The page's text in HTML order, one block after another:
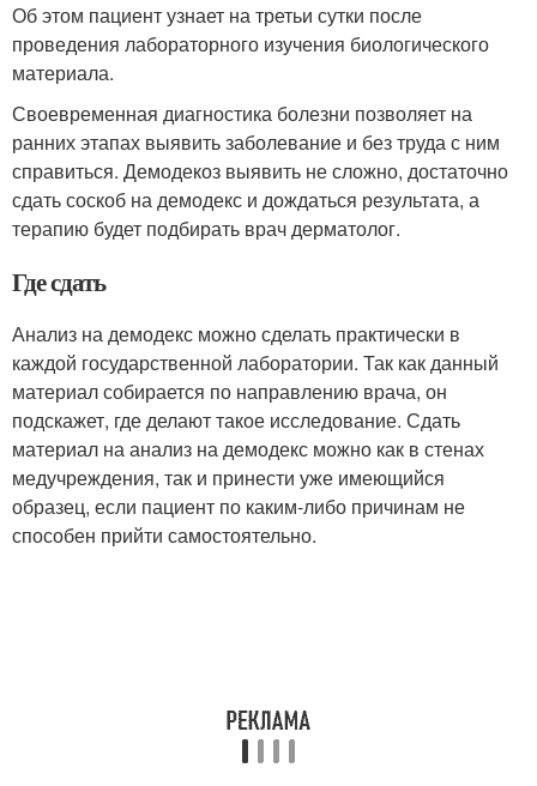
Об этом пациент узнает на третьи сутки после
проведения лабораторного изучения биологического
материала.
Своевременная диагностика болезни позволяет на
ранних этапах выявить заболевание и без труда с ним
справиться. Демодекоз выявить не сложно, достаточно
сдать соскоб на демодекс и дождаться результата, а
терапию будет подбирать врач дерматолог.
Где сдать
Анализ на демодекс можно сделать практически в
каждой государственной лаборатории. Так как данный
материал собирается по направлению врача, он
подскажет, где делают такое исследование. Сдать
материал на анализ на демодекс можно как в стенах
медучреждения, так и принести уже имеющийся
образец, если пациент по каким-либо причинам не
способен прийти самостоятельно.